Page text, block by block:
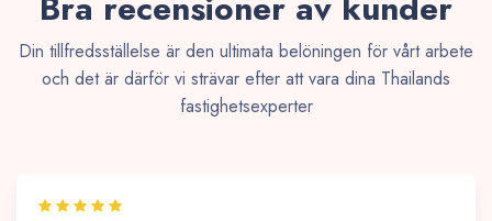
Din tillfredsställelse är den ultimata belöningen för vårt arbete
och det är därför vi strävar efter att vara dina Thailands
fastighetsexperter